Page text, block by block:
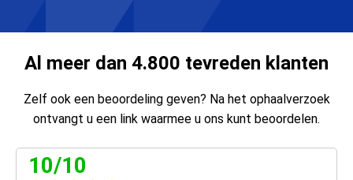
Al meer dan 4.800 tevreden klanten
Zelf ook een beoordeling geven? Na het ophaalverzoek
ontvangt u een link waarmee u ons kunt beoordelen.
10/10